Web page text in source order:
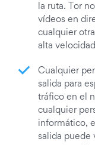
la ruta. Tor
vídeos en
cualquier
alta
Cualquier
salida para
tráfico en el
cualquier
informático,
salida puede